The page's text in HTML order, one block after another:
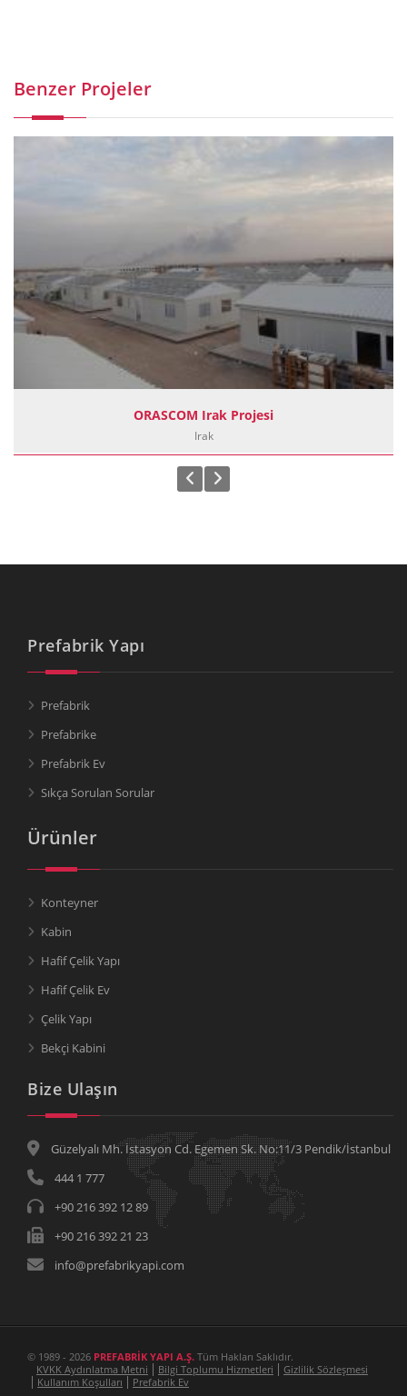
Benzer Projeler
ORASCOM Irak Projesi
Irak
Prefabrik Yapı
Prefabrik
Prefabrike
Prefabrik Ev
Sıkça Sorulan Sorular
Ürünler
Konteyner
Kabin
Hafif Çelik Yapı
Hafif Çelik Ev
Çelik Yapı
Bekçi Kabini
Bize Ulaşın
Güzelyalı Mh. İstasyon Cd. Egemen Sk. No:11/3 Pendik/İstanbul
444 1 777
+90 216 392 12 89
+90 216 392 21 23
info@prefabrikyapi.com
© 1989 - 2026 PREFABRİK YAPI A.Ş. Tüm Hakları Saklıdır.
KVKK Aydınlatma Metni
Bilgi Toplumu Hizmetleri
Gizlilik Sözleşmesi
Kullanım Koşulları
Prefabrik Ev